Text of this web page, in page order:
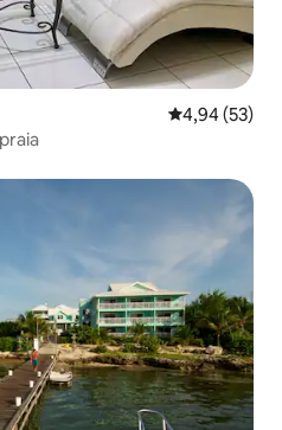
4,94 de uma
4,94 (53)